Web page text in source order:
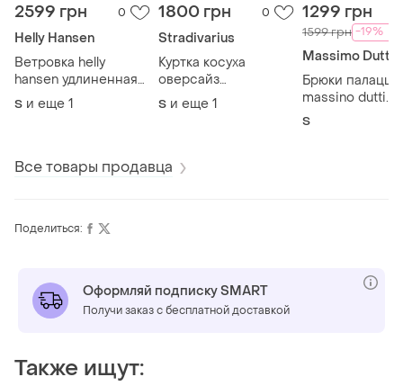
2599 грн 0
Helly Hansen
Ветровка helly
hansen удлиненная
р.s,m оригинал
S и еще 1
1800 грн 0
Stradivarius
Куртка косуха
оверсайз
stradivarius р.s,m
оригинал
S и еще 1
1299 грн
1599 грн -19%
Massimo Dutti
Брюки палаццо
massino dutti
оригинал р.s
S
Все товары продавца
Поделиться:
Оформляй подписку SMART
Получи заказ с бесплатной доставкой
Также ищут: